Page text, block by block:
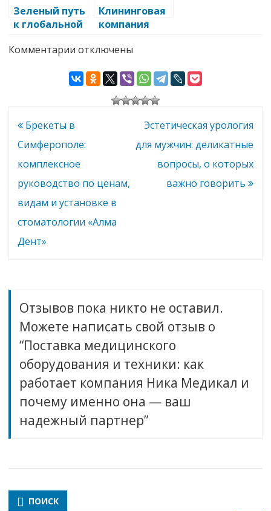
оборудовани
я УЗИ
партнер в
России
Зеленый путь
к глобальной
Компания
Клининговая
компания
Krasivo в
идеальный
вашим
Комментарии к
Поставка
медицинского
оборудования
техники:
Ника
и
именно
—
надежный
отключены
Навигация
по
записям
Брекеты в
Симферополе:
комплексное
руководство по ценам,
видам и установке в
стоматологии «Алма
Дент»
Эстетическая урология
для мужчин: деликатные
вопросы, о которых
важно говорить
Отзывов пока никто не оставил.
Можете написать свой отзыв о
“Поставка медицинского
оборудования и техники: как
работает компания Ника Медикал и
почему именно она — ваш
надежный партнер”
ПОИСК